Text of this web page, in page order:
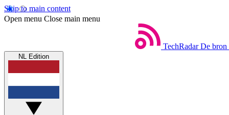
Skip to main content
Open menu Close main menu
TechRadar De bron
NL Edition